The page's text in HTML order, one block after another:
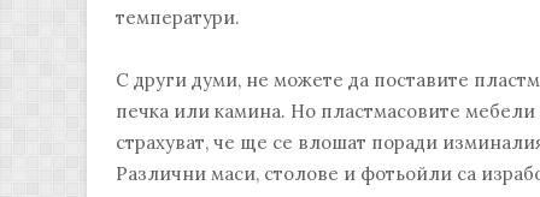
температури.
С други думи, не можете да поставите
печка или камина. Но пластмасовите мебели
страхуват, че ще се влошат поради
Различни маси, столове и фотьойли са